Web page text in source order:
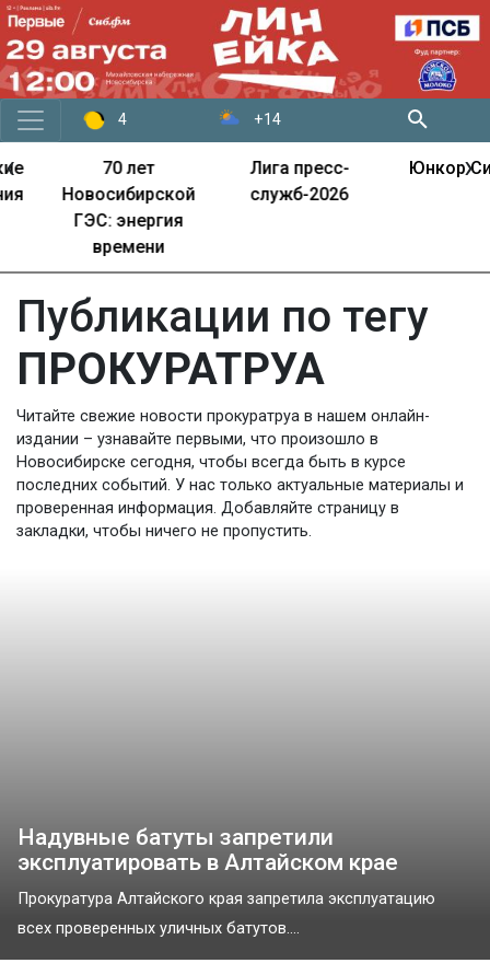
4 +14
Новосибирской
ГЭС: энергия
времени
Лига пресс-
служб-2026
Юнкор Сиб.фм
‹ ›
Публикации по тегу
ПРОКУРАТРУА
Читайте свежие новости прокуратруа в нашем онлайн-
издании – узнавайте первыми, что произошло в
Новосибирске сегодня, чтобы всегда быть в курсе
последних событий. У нас только актуальные материалы и
проверенная информация. Добавляйте страницу в
закладки, чтобы ничего не пропустить.
Надувные батуты запретили
эксплуатировать в Алтайском крае
Прокуратура Алтайского края запретила эксплуатацию
всех проверенных уличных батутов....